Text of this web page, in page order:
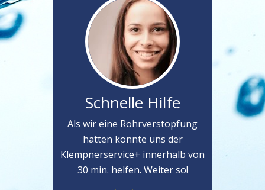
Schnelle Hilfe
Als wir eine Rohrverstopfung
hatten konnte uns der
Klempnerservice+ innerhalb von
30 min. helfen. Weiter so!